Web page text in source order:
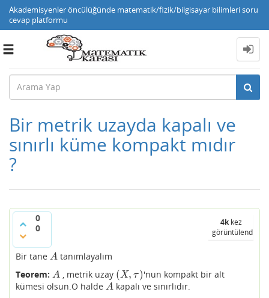
Akademisyenler öncülüğünde matematik/fizik/bilgisayar bilimleri soru
cevap platformu
Toggle
Bir metrik uzayda kapalı ve
sınırlı küme kompakt mıdır
?
0
0
4kkez
görüntülendi
Bir tane A
A tanımlayalım
Teorem: A
A , metrik uzay (X, τ)
(X,τ)
'nun kompakt bir alt
kümesi olsun.O halde A
A kapalı ve sınırlıdır.